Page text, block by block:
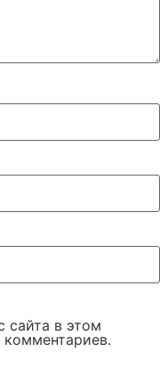
сайта в этом